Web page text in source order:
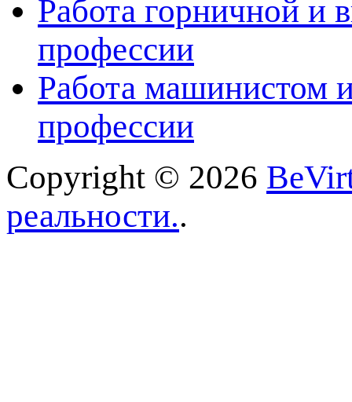
Работа горничной и
профессии
Работа машинистом
профессии
Copyright © 2026
реальности..